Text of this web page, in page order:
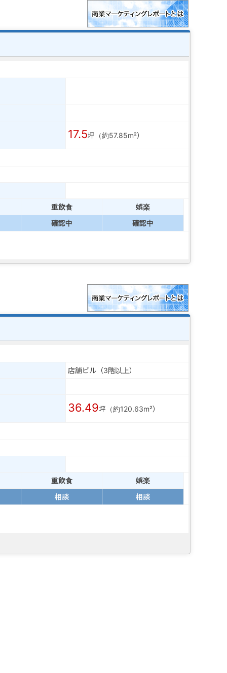
17.5坪（約57.85m²）
重飲食
娯楽
確認中
確認中
店舗ビル（3階以上）
36.49坪（約120.63m²）
重飲食
娯楽
相談
相談